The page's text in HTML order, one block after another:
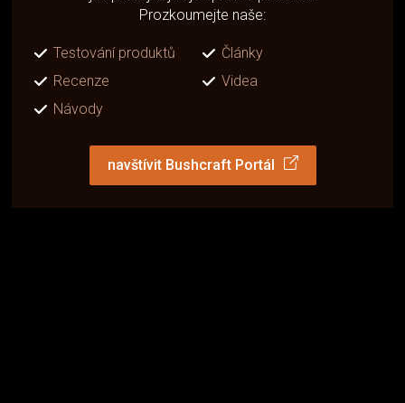
Prozkoumejte naše:
Testování produktů
Články
Recenze
Videa
Návody
navštívit Bushcraft Portál